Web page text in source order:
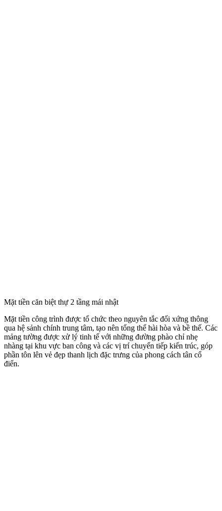
Mặt tiền căn biệt thự 2 tầng mái nhật
Mặt tiền công trình được tổ chức theo nguyên tắc đối xứng thông
qua hệ sảnh chính trung tâm, tạo nên tổng thể hài hòa và bề thế. Các
mảng tường được xử lý tinh tế với những đường phào chỉ nhẹ
nhàng tại khu vực ban công và các vị trí chuyển tiếp kiến trúc, góp
phần tôn lên vẻ đẹp thanh lịch đặc trưng của phong cách tân cổ
điển.